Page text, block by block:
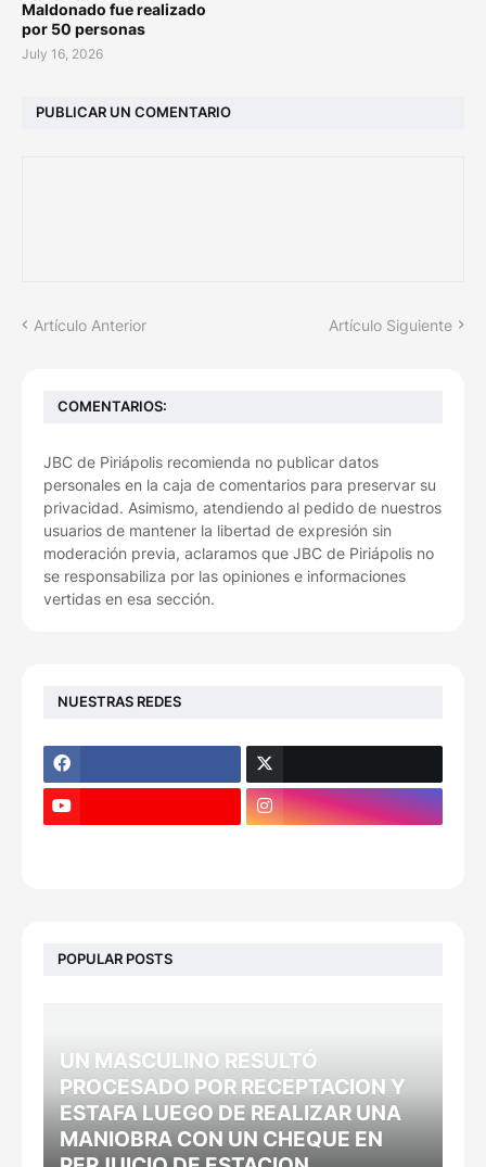
Maldonado fue realizado
por 50 personas
July 16, 2026
PUBLICAR UN COMENTARIO
Artículo Anterior Artículo Siguiente
COMENTARIOS:
JBC de Piriápolis recomienda no publicar datos
personales en la caja de comentarios para preservar su
privacidad. Asimismo, atendiendo al pedido de nuestros
usuarios de mantener la libertad de expresión sin
moderación previa, aclaramos que JBC de Piriápolis no
se responsabiliza por las opiniones e informaciones
vertidas en esa sección.
NUESTRAS REDES
POPULAR POSTS
UN MASCULINO RESULTÓ
PROCESADO POR RECEPTACION Y
ESTAFA LUEGO DE REALIZAR UNA
MANIOBRA CON UN CHEQUE EN